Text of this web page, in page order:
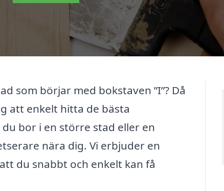
som börjar med bokstaven ”I”? Då
att enkelt hitta de bästa
bor i en större stad eller en
nära dig. Vi erbjuder en
du snabbt och enkelt kan få